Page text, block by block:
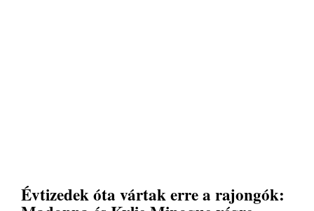
Évtizedek óta vártak erre a rajongók: